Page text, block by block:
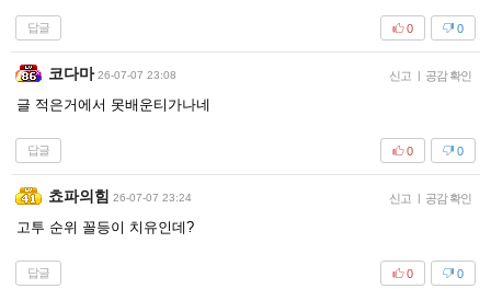
답글 0
0
코다마 26-07-07 23:08 신고 | 공감 확인
글 적은거에서 못배운티가나네
답글 0
0
쵸파의힘 26-07-07 23:24 신고 | 공감 확인
고투 순위 꼴등이 치유인데?
답글 0
0